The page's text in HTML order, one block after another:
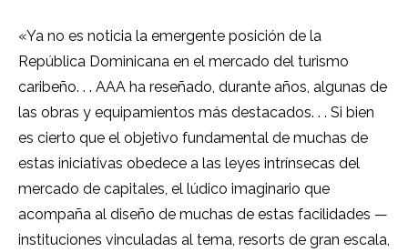
$10.00
through
USD
$14.00
«Ya no es noticia la emergente posición de la
República Dominicana en el mercado del turismo
caribeño. . . AAA ha reseñado, durante años, algunas de
las obras y equipamientos más destacados. . . Si bien
es cierto que el objetivo fundamental de muchas de
estas iniciativas obedece a las leyes intrínsecas del
mercado de capitales, el lúdico imaginario que
acompaña al diseño de muchas de estas facilidades —
instituciones vinculadas al tema, resorts de gran escala,